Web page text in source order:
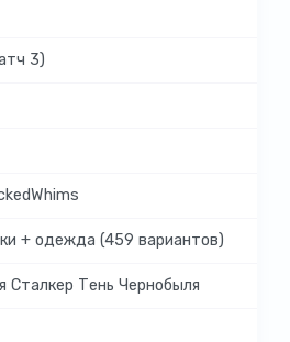
3)
+ одежда (459 вариантов)
Сталкер Тень Чернобыля